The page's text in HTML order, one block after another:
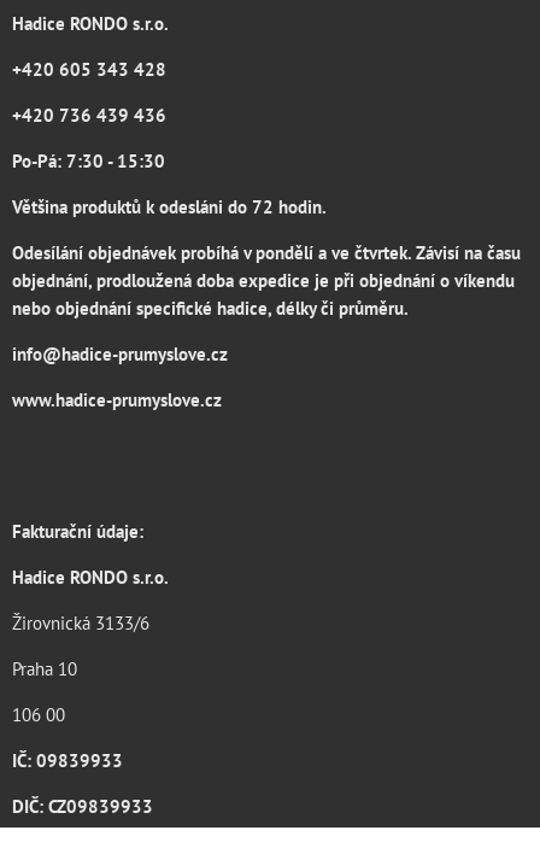
Hadice RONDO s.r.o.
+420 605 343 428
+420 736 439 436
Po-Pá: 7:30 - 15:30
Většina produktů k odesláni do 72 hodin.
Odesílání objednávek probíhá v pondělí a ve čtvrtek. Závisí na času
objednání, prodloužená doba expedice je při objednání o víkendu
nebo objednání specifické hadice, délky či průměru.
info@hadice-prumyslove.cz
www.hadice-prumyslove.cz
Fakturační údaje:
Hadice RONDO s.r.o.
Žirovnická 3133/6
Praha 10
106 00
IČ: 09839933
DIČ: CZ09839933